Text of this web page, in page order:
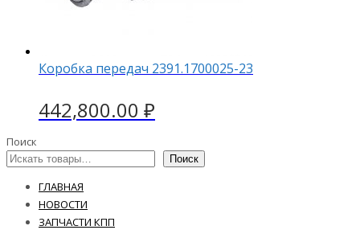
Коробка передач 2391.1700025-23
442,800.00 ₽
Поиск
Поиск
ГЛАВНАЯ
НОВОСТИ
ЗАПЧАСТИ КПП